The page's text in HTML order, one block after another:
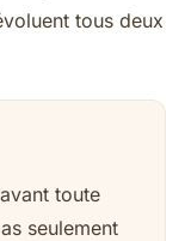
tous deux
toute
seulement